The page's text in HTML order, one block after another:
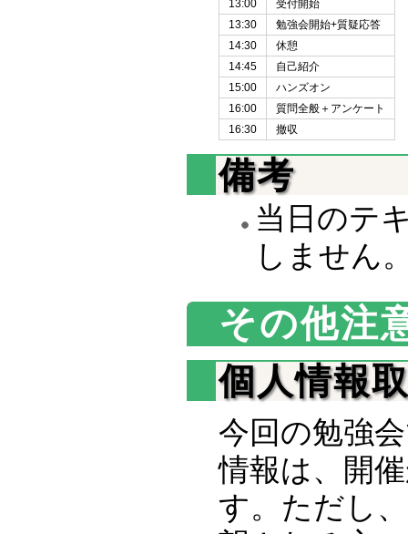
13:00
受付開始
13:30
勉強会開始+質疑応答
14:30
休憩
14:45
自己紹介
15:00
ハンズオン
16:00
質問全般＋アンケート
16:30
撤収
備考
当日のテ
しません
その他注
個人情報
今回の勉強
情報は、開
す。ただし